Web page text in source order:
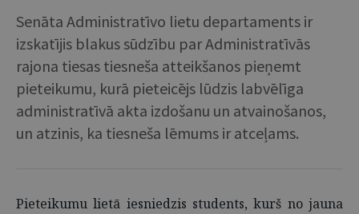
Senāta Administratīvo lietu departaments ir
izskatījis blakus sūdzību par Administratīvās
rajona tiesas tiesneša atteikšanos pieņemt
pieteikumu, kurā pieteicējs lūdzis labvēlīga
administratīvā akta izdošanu un atvainošanos,
un atzinis, ka tiesneša lēmums ir atceļams.
Pieteikumu lietā iesniedzis students, kurš no jauna